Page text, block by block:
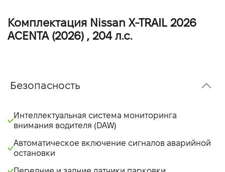
Комплектация Nissan X-TRAIL 2026
ACENTA (2026) , 204 л.с.
Безопасность
Интеллектуальная система мониторинга
внимания водителя (DAW)
Автоматическое включение сигналов аварийной
остановки